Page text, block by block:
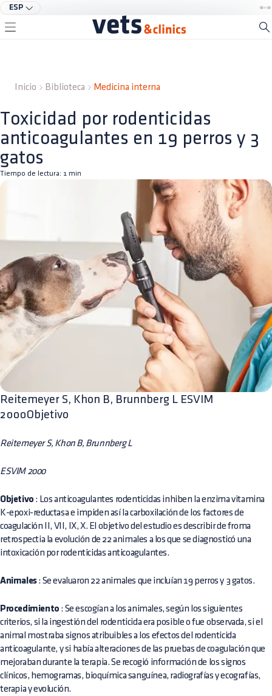
ESP
Inicio Biblioteca Medicina interna
Toxicidad por rodenticidas
anticoagulantes en 19 perros y 3
gatos
Tiempo de lectura: 1 min
Reitemeyer S, Khon B, Brunnberg L ESVIM
2000Objetivo
Reitemeyer S, Khon B, Brunnberg L
ESVIM 2000
Objetivo : Los anticoagulantes rodenticidas inhiben la enzima vitamina
K-epoxi-reductasa e impiden así la carboxilación de los factores de
coagulación II, VII, IX, X. El objetivo del estudio es describir de froma
retrospectia la evolución de 22 animales a los que se diagnosticó una
intoxicación por rodenticidas anticoagulantes.
Animales: Se evaluaron 22 animales que incluían 19 perros y 3 gatos.
Procedimiento : Se escogían a los animales, según los siguientes
criterios, si la ingestión del rodenticida era posible o fue observada, si el
animal mostraba signos atribuibles a los efectos del rodenticida
anticoagulante, y si había alteraciones de las pruebas de coagulación que
mejoraban durante la terapia. Se recogió información de los signos
clínicos, hemogramas, bioquímica sanguínea, radiografías y ecografías,
terapia y evolución.